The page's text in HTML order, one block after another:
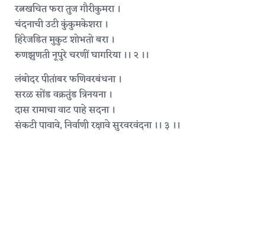
रत्नखचित फरा तुज गौरीकुमरा ।
चंदनाची उटी कुंकुमकेशरा ।
हिरेजडित मुकुट शोभतो बरा ।
रुणझुणती नूपुरे चरणीं घागरिया ।। २ ।।
लंबोदर पीतांबर फणिवरबंधना ।
सरळ सोंड वक्रतुंड त्रिनयना ।
दास रामाचा वाट पाहे सदना ।
संकटी पावावे, निर्वाणी रक्षावे सुरवरवंदना ।। ३ ।।